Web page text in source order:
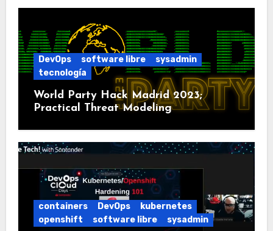
DevOps software libre
sysadmin
tecnología
World Party Hack Madrid 2023;
Practical Threat Modeling
containers DevOps
kubernetes
openshift
software libre sysadmin